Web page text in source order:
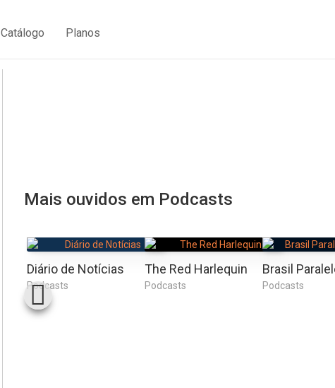
Catálogo Planos
Mais ouvidos em Podcasts
Diário de Notícias
Podcasts
The Red Harlequin
Podcasts Podcasts